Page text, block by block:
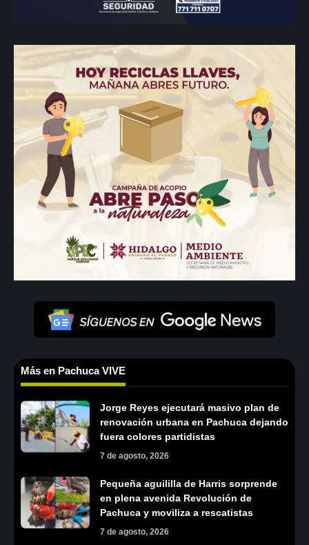
Más en Pachuca VIVE
Jorge Reyes ejecutará masivo plan de
renovación urbana en Pachuca dejando
fuera colores partidistas
7 de agosto, 2026
Pequeña aguililla de Harris sorprende
en plena avenida Revolución de
Pachuca y moviliza a rescatistas
7 de agosto, 2026